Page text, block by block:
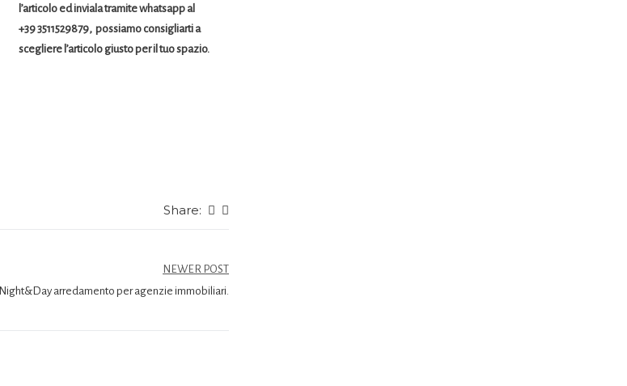
l’articolo ed inviala tramite whatsapp al
+39 3511529879, possiamo consigliarti a
scegliere l’articolo giusto per il tuo spazio.
Share:
NEWER POST
Night&Day arredamento per agenzie immobiliari.